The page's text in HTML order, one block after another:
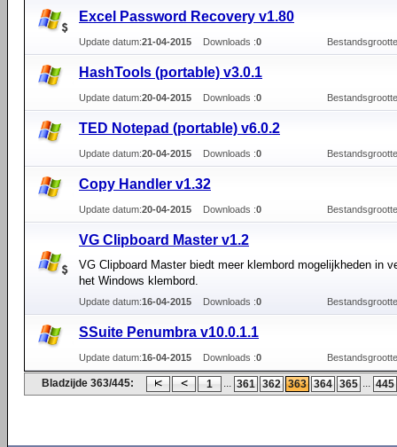
Excel Password Recovery v1.80
Update datum:21-04-2015 Downloads :0
HashTools (portable) v3.0.1
Update datum:20-04-2015 Downloads :0
TED Notepad (portable) v6.0.2
Update datum:20-04-2015 Downloads :0
Copy Handler v1.32
Update datum:20-04-2015 Downloads :0
VG Clipboard Master v1.2
VG Clipboard Master biedt meer klembord mogelijkheden in
het Windows klembord.
Update datum:16-04-2015 Downloads :0
SSuite Penumbra v10.0.1.1
Update datum:16-04-2015 Downloads :0
Bladzijde 363/445: 1 ... 361 362 363 364 365 ... 445